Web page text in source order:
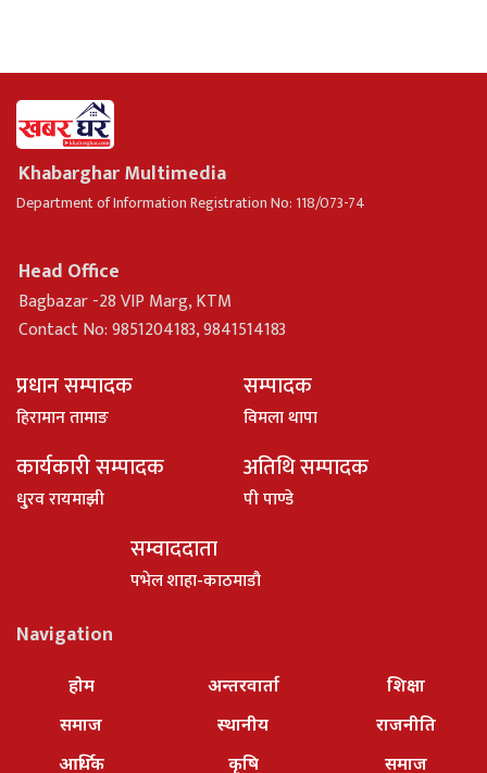
Khabarghar Multimedia
Department of Information Registration No: 118/073-74
Head Office
Bagbazar -28 VIP Marg, KTM
Contact No: 9851204183, 9841514183
प्रधान सम्पादक
हिरामान तामाङ
सम्पादक
विमला थापा
कार्यकारी सम्पादक
धु्रव रायमाझी
अतिथि सम्पादक
पी पाण्डे
सम्वाददाता
पभेल शाहा-काठमाडौ
Navigation
होम
समाज
आर्थिक
अन्तरवार्ता
स्थानीय
कृषि
शिक्षा
राजनीति
समाज